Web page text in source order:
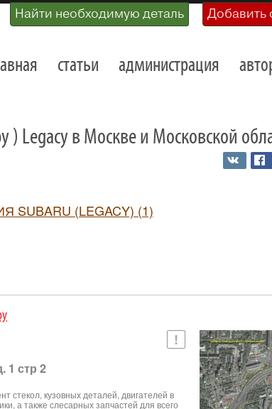
Найти необходимую деталь Добавить
статьи администрация
) Legacy в Москве и Московской
(LEGACY) (1)
1 стр 2
стекол, кузовных деталей, двигателей в
а также слесарных запчастей для всего